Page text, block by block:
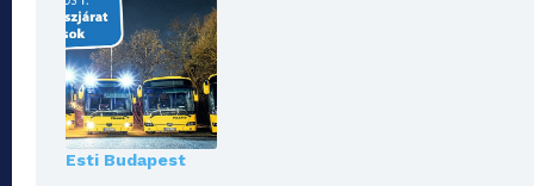
Esti Budapest